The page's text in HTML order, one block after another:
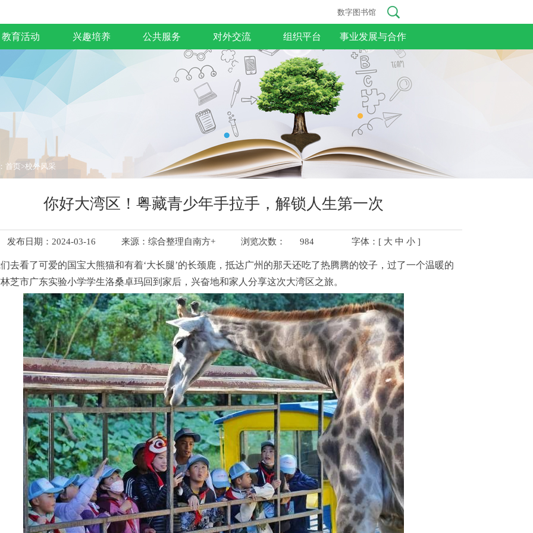
数字图书馆
教育活动 兴趣培养 公共服务 对外交流 组织平台 事业发展与合作
首页>校外风采
你好大湾区！粤藏青少年手拉手，解锁人生第一次
发布日期：2024-03-16 来源： 综合整理自南方+ 浏览次数： 984 字体：[ 大 中 小]
去看了可爱的国宝大熊猫和有着‘大长腿’的长颈鹿，抵达广州的那天还吃了热腾腾的饺子，过了一个温暖的
芝市广东实验小学学生洛桑卓玛回到家后，兴奋地和家人分享这次大湾区之旅。